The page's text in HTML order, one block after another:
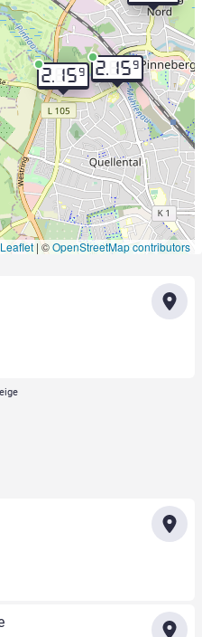
2.159 2.159
Leaflet | ©OpenStreetMap contributors